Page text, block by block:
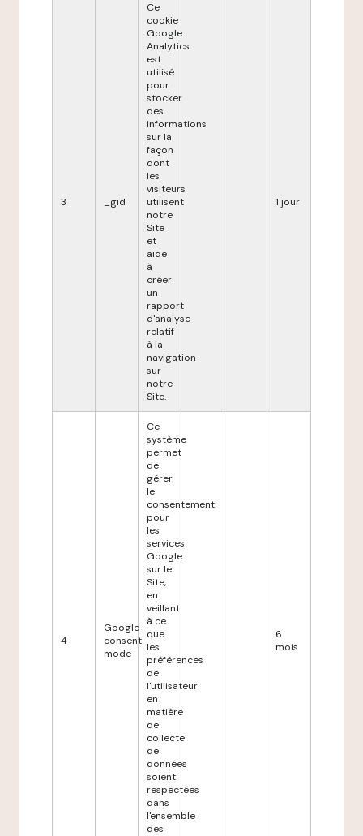
3 _gid
Ce
cookie
Google
Analytics
est
utilisé
pour
stocker
des
informations
sur la
façon
dont
les
visiteurs
utilisent
notre
Site
et
aide
à
créer
un
rapport
d'analyse
relatif
à la
navigation
sur
notre
Site.
1 jour
4
Google
consent
mode
Ce
système
permet
de
gérer
le
consentement
pour
les
services
Google
sur le
Site,
en
veillant
à ce
que
les
préférences
de
l'utilisateur
en
matière
de
collecte
de
données
soient
respectées
dans
l'ensemble
des
6
mois